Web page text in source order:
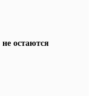
не остаются